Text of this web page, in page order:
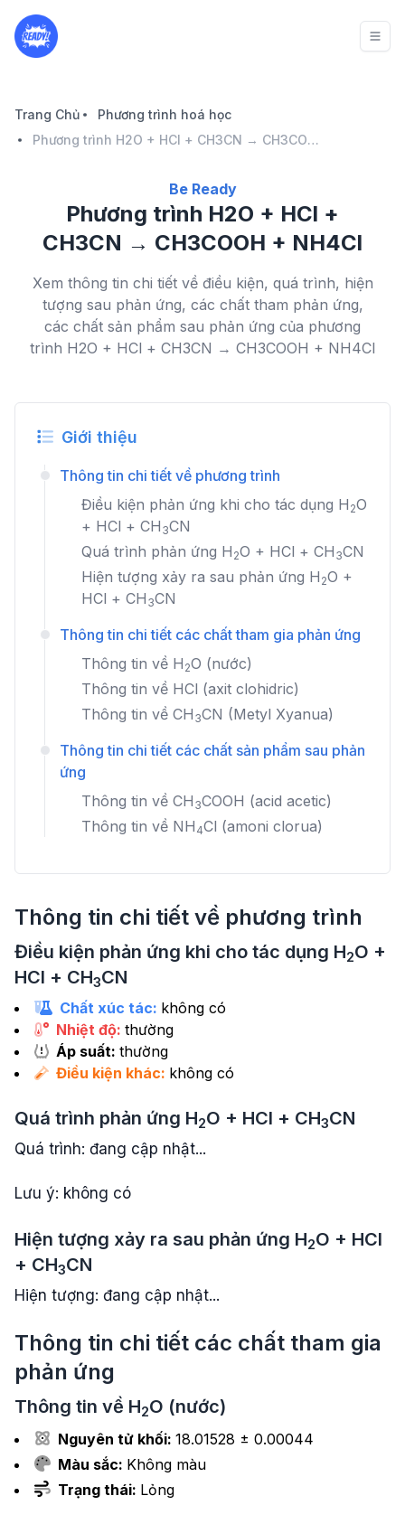
Trang Chủ
Phương trình hoá học
Phương trình H2O + HCl + CH3CN → CH3COOH + NH4Cl - Be Ready
Be Ready
Phương trình H2O + HCl +
CH3CN → CH3COOH + NH4Cl
Xem thông tin chi tiết về điều kiện, quá trình, hiện
tượng sau phản ứng, các chất tham phản ứng,
các chất sản phẩm sau phản ứng của phương
trình H2O + HCl + CH3CN → CH3COOH + NH4Cl
Giới thiệu
Thông tin chi tiết về phương trình
Điều kiện phản ứng khi cho tác dụng H 2O
+ HCl + CH 3CN
Quá trình phản ứng H 2O + HCl + CH 3CN
Hiện tượng xảy ra sau phản ứng H 2O +
HCl + CH 3CN
Thông tin chi tiết các chất tham gia phản ứng
Thông tin về H 2O (nước)
Thông tin về HCl (axit clohidric)
Thông tin về CH 3CN (Metyl Xyanua)
Thông tin chi tiết các chất sản phẩm sau phản
ứng
Thông tin về CH 3COOH (acid acetic)
Thông tin về NH 4Cl (amoni clorua)
Thông tin chi tiết về phương trình
Điều kiện phản ứng khi cho tác dụng H2O +
HCl + CH3CN
Chất xúc tác: không có
Nhiệt độ: thường
Áp suất: thường
Điều kiện khác: không có
Quá trình phản ứng H2O + HCl + CH3CN
Quá trình: đang cập nhật...
Lưu ý: không có
Hiện tượng xảy ra sau phản ứng H2O + HCl
+ CH3CN
Hiện tượng: đang cập nhật...
Thông tin chi tiết các chất tham gia
phản ứng
Thông tin về H2O (nước)
Nguyên tử khối: 18.01528 ± 0.00044
Màu sắc: Không màu
Trạng thái: Lỏng